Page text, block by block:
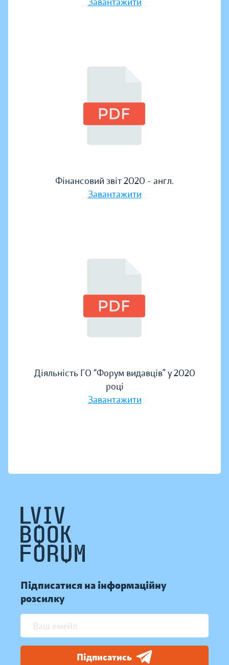
Фінансовий звіт 2020 - англ.
Завантажити
Діяльність ГО “Форум видавців” у 2020
році
Завантажити
Підписатися на інформаційну
розсилку
Підписатись